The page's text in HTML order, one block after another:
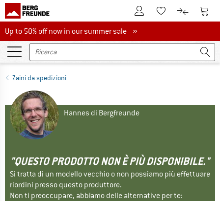
Al conto clienteAlla lista
Al Al
Up to 50% off now in our summer sale
Up to 50% off now in our summer sale »
Zaini da spedizioni
Hannes di Bergfreunde
"QUESTO PRODOTTO NON È PIÙ DISPONIBILE."
Si tratta di un modello vecchio o non possiamo più effettuare
riordini presso questo produttore.
Non ti preoccupare, abbiamo delle alternative per te: